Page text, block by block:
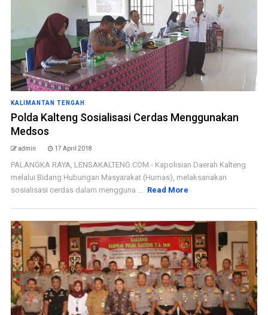
KALIMANTAN TENGAH
Polda Kalteng Sosialisasi Cerdas Menggunakan
Medsos
admin 17 April 2018
PALANGKA RAYA, LENSAKALTENG.COM - Kapolisian Daerah Kalteng
melalui Bidang Hubungan Masyarakat (Humas), melaksanakan
sosialisasi cerdas dalam mengguna ... Read More